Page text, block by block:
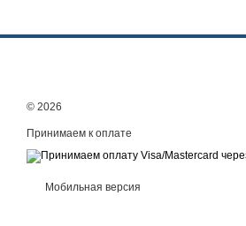
© 2026
Принимаем к оплате
Мобильная версия